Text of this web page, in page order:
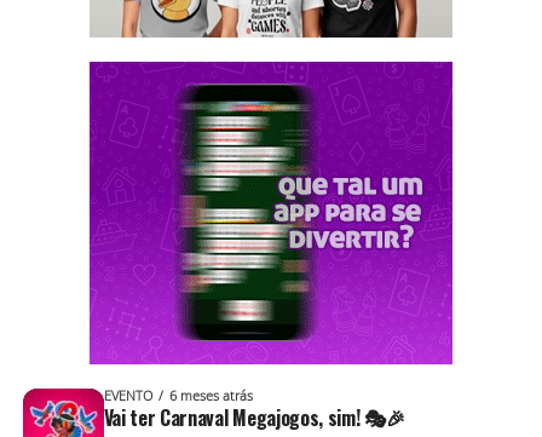
EVENTO 6 meses atrás
Vai ter Carnaval Megajogos, sim! 🎭🎉